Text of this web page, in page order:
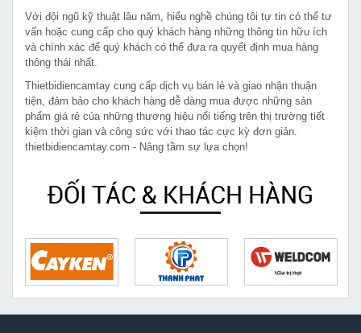
Với đội ngũ kỹ thuật lâu năm, hiểu nghề chúng tôi tự tin có thể tư
vấn hoặc cung cấp cho quý khách hàng những thông tin hữu ích
và chính xác để quý khách có thể đưa ra quyết định mua hàng
thông thái nhất.
Thietbidiencamtay cung cấp dịch vụ bán lẻ và giao nhận thuận
tiện, đảm bảo cho khách hàng dễ dàng mua được những sản
phẩm giá rẻ của những thương hiệu nổi tiếng trên thị trường tiết
kiệm thời gian và công sức với thao tác cực kỳ đơn giản.
thietbidiencamtay.com - Nâng tầm sự lựa chọn!
ĐỐI TÁC & KHÁCH HÀNG